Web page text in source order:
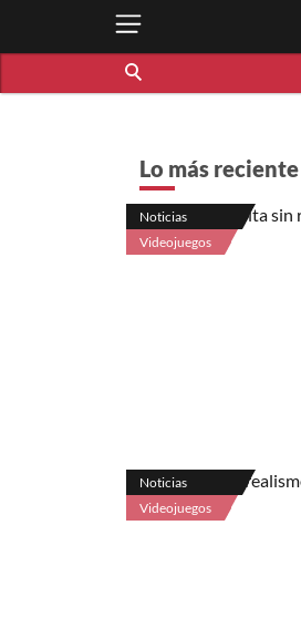
Lo más reciente
Noticias
Videojuegos
Noticias
Videojuegos